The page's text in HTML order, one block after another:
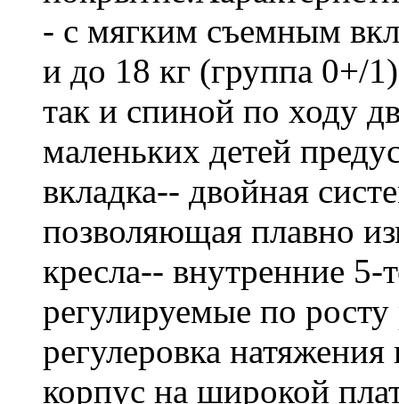
- с мягким съемным
и до 18 кг (группа 0+/
так и спиной по ходу
маленьких детей
вкладка-- двойная
позволяющая плавно
кресла-- внутренние 5-
регулируемые по
регулеровка
корпус на широкой